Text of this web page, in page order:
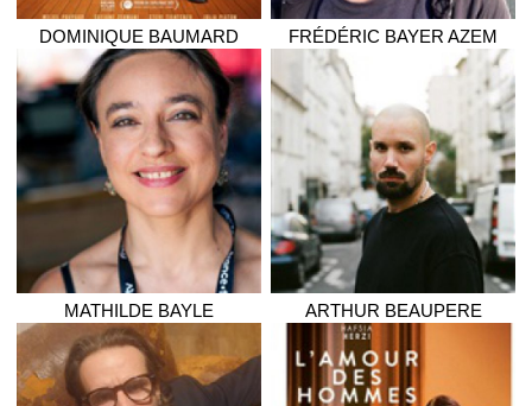
DOMINIQUE BAUMARD FRÉDÉRIC BAYER AZEM
MATHILDE BAYLE ARTHUR BEAUPERE